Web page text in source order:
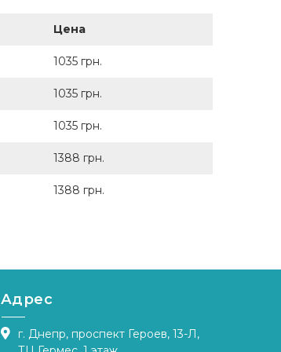
Цена
1035 грн.
1035 грн.
1035 грн.
1388 грн.
1388 грн.
Адрес
г. Днепр, проспект Героев, 13-Л,